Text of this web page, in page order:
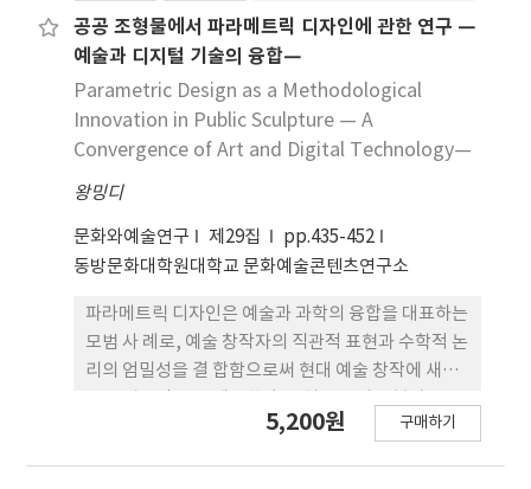
공공 조형물에서 파라메트릭 디자인에 관한 연구 —
예술과 디지털 기술의 융합—
Parametric Design as a Methodological
Innovation in Public Sculpture — A
Convergence of Art and Digital Technology—
왕밍디
문화와예술연구 제29집
pp.435-452
동방문화대학원대학교 문화예술콘텐츠연구소
파라메트릭 디자인은 예술과 과학의 융합을 대표하는
모범 사 례로, 예술 창작자의 직관적 표현과 수학적 논
리의 엄밀성을 결 합함으로써 현대 예술 창작에 새로
에서도 공공 조형물의 설계 및 실천에 있어 파라메트
5,200원 구매하기